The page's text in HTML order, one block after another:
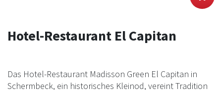
Hotel-Restaurant El Capitan
Das Hotel-Restaurant Madisson Green El Capitan in
Schermbeck, ein historisches Kleinod, vereint Tradition